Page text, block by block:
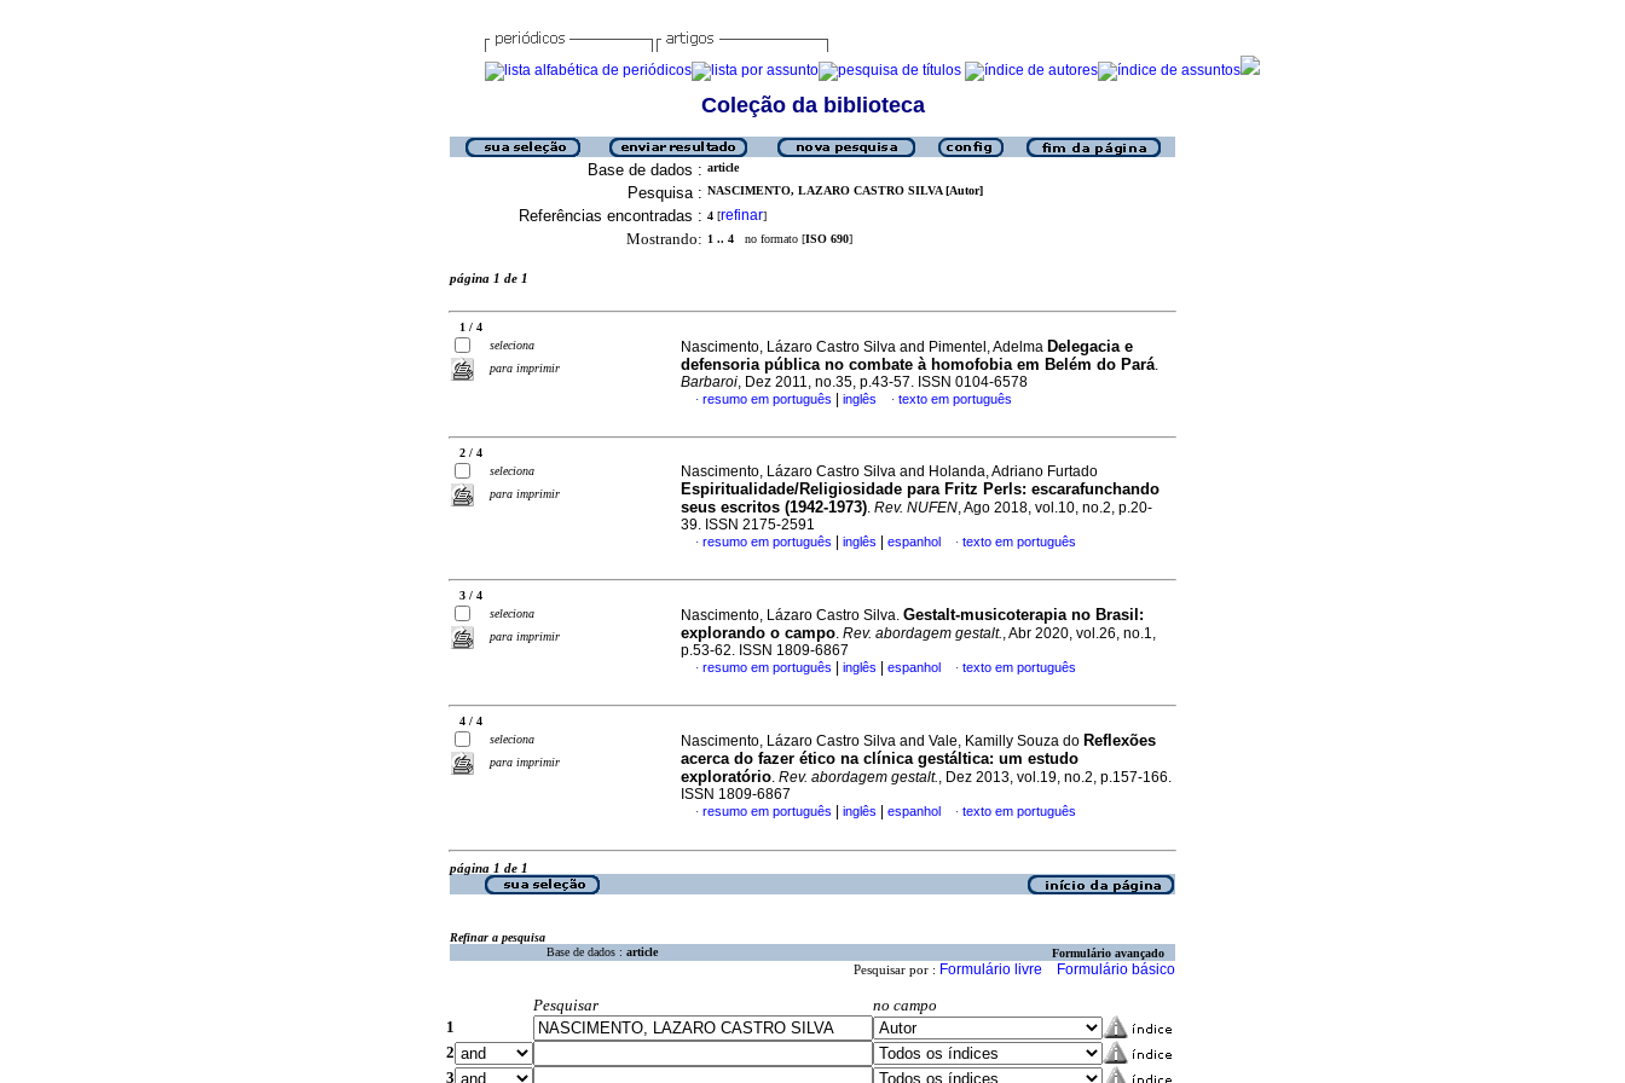
Coleção da biblioteca
Base de dados : article
Pesquisa : NASCIMENTO, LAZARO CASTRO SILVA [Autor]
Referências encontradas : 4 [refinar]
Mostrando: 1 .. 4 no formato [ISO 690]
página 1 de 1
1 / 4
seleciona
para imprimir
Nascimento, Lázaro Castro Silva and Pimentel, Adelma Delegacia e
defensoria pública no combate à homofobia em Belém do Pará.
Barbaroi, Dez 2011, no.35, p.43-57. ISSN 0104-6578
· resumo em português inglês · texto em português
2 / 4
seleciona
para imprimir
Nascimento, Lázaro Castro Silva and Holanda, Adriano Furtado
Espiritualidade/Religiosidade para Fritz Perls: escarafunchando
seus escritos (1942-1973). Rev. NUFEN, Ago 2018, vol.10, no.2, p.20-
39. ISSN 2175-2591
· resumo em português inglês espanhol · texto em português
3 / 4
seleciona
para imprimir
Nascimento, Lázaro Castro Silva. Gestalt-musicoterapia no Brasil :
explorando o campo. Rev. abordagem gestalt., Abr 2020, vol.26, no.1,
p.53-62. ISSN 1809-6867
· resumo em português inglês espanhol · texto em português
4 / 4
seleciona
para imprimir
Nascimento, Lázaro Castro Silva and Vale, Kamilly Souza do Reflexões
acerca do fazer ético na clínica gestáltica: um estudo
exploratório. Rev. abordagem gestalt., Dez 2013, vol.19, no.2, p.157-166.
ISSN 1809-6867
· resumo em português inglês espanhol · texto em português
página 1 de 1
Refinar a pesquisa
Base de dados : article Formulário avançado
Pesquisar por : Formulário livre Formulário básico
Pesquisar
no campo
1
2
3